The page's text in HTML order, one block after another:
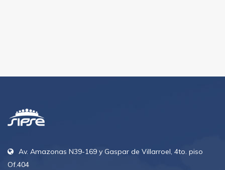
Av. Amazonas N39-169 y Gaspar de Villarroel, 4to. piso
Of.404